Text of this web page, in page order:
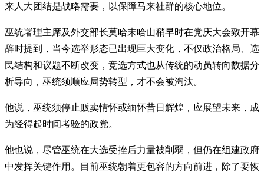
来人大团结是战略需要，以保障马来社群的核心地位。
巫统署理主席及外交部长莫哈末哈山稍早时在党庆大会致开幕
辞时提到，当今选举形态已出现巨大变化，不仅政治格局、选
民结构和议题不断改变，竞选方式也从传统的动员转向数据分
析导向，巫统须顺应局势转型，才不会被淘汰。
他说，巫统须停止贩卖情怀或缅怀昔日辉煌，应展望未来，成
为经得起时间考验的政党。
他也说，尽管巫统在大选受挫后力量被削弱，但仍在组建政府
中发挥关键作用。目前巫统朝着更包容的方向前进，除了要恢